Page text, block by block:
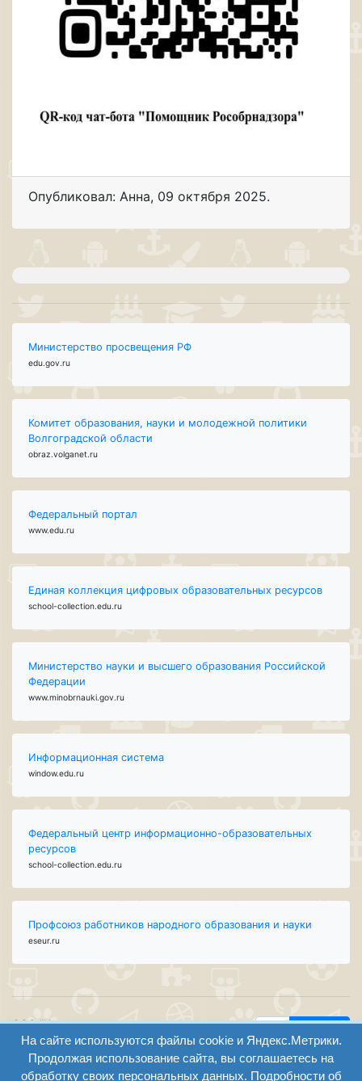
Опубликовал: Анна, 09 октября 2025.
Министерство просвещения РФ
edu.gov.ru
Комитет образования, науки и молодежной политики
Волгоградской области
obraz.volganet.ru
Федеральный портал
www.edu.ru
Единая коллекция цифровых образовательных ресурсов
school-collection.edu.ru
Министерство науки и высшего образования Российской
Федерации
www.minobrnauki.gov.ru
Информационная система
window.edu.ru
Федеральный центр информационно-образовательных
ресурсов
school-collection.edu.ru
Профсоюз работников народного образования и науки
eseur.ru
ООО "Центр
образования и
консалтинга"
Волгоград 2008-
вход
регистрация
Версия
На сайте используются файлы cookie и Яндекс.Метрики.
Продолжая использование сайта, вы соглашаетесь на
обработку своих персональных данных. Подробности об